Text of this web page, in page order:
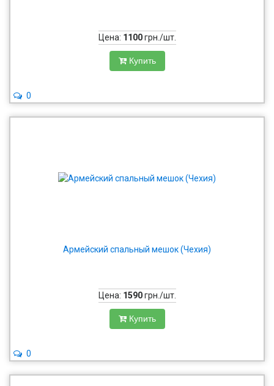
Цена: 1100грн./шт.
Купить
0
Армейский спальный мешок (Чехия)
Цена: 1590грн./шт.
Купить
0